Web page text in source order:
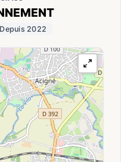
Depuis 2022